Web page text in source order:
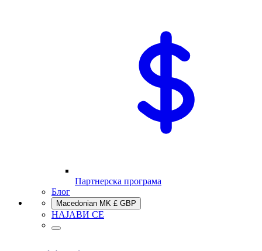
Партнерска програма
Блог
Macedonian MK £ GBP
НАЈАВИ СЕ